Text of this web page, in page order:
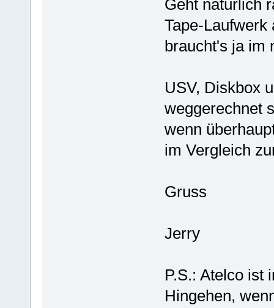
Geht natürlich
Tape-Laufwerk
braucht's ja im
USV, Diskbox
weggerechnet
wenn
im Vergleich
Gruss
Jerry
P.S.: Atelco ist
Hingehen,